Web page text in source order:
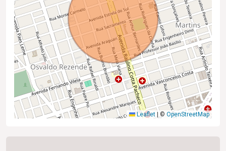
Leaflet | © OpenStreetMap